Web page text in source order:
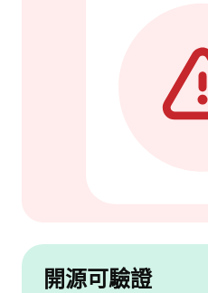
開源可驗證